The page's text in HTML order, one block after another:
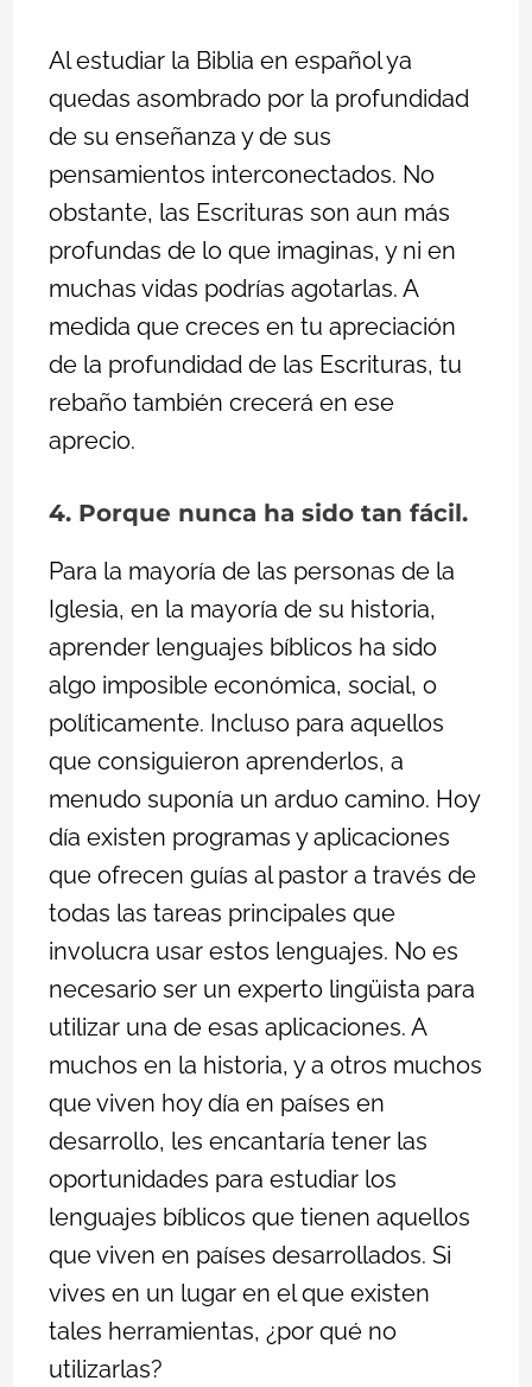
Al estudiar la Biblia en español ya
quedas asombrado por la profundidad
de su enseñanza y de sus
pensamientos interconectados. No
obstante, las Escrituras son aun más
profundas de lo que imaginas, y ni en
muchas vidas podrías agotarlas. A
medida que creces en tu apreciación
de la profundidad de las Escrituras, tu
rebaño también crecerá en ese
aprecio.
4. Porque nunca ha sido tan fácil.
Para la mayoría de las personas de la
Iglesia, en la mayoría de su historia,
aprender lenguajes bíblicos ha sido
algo imposible económica, social, o
políticamente. Incluso para aquellos
que consiguieron aprenderlos, a
menudo suponía un arduo camino. Hoy
día existen programas y aplicaciones
que ofrecen guías al pastor a través de
todas las tareas principales que
involucra usar estos lenguajes. No es
necesario ser un experto lingüista para
utilizar una de esas aplicaciones. A
muchos en la historia, y a otros muchos
que viven hoy día en países en
desarrollo, les encantaría tener las
oportunidades para estudiar los
lenguajes bíblicos que tienen aquellos
que viven en países desarrollados. Si
vives en un lugar en el que existen
tales herramientas, ¿por qué no
utilizarlas?